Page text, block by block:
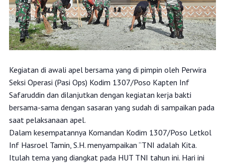
Kegiatan di awali apel bersama yang di pimpin oleh Perwira
Seksi Operasi (Pasi Ops) Kodim 1307/Poso Kapten Inf
Safaruddin dan dilanjutkan dengan kegiatan kerja bakti
bersama-sama dengan sasaran yang sudah di sampaikan pada
saat pelaksanaan apel.
Dalam kesempatannya Komandan Kodim 1307/Poso Letkol
Inf Hasroel Tamin, S.H. menyampaikan “TNI adalah Kita.
Itulah tema yang diangkat pada HUT TNI tahun ini. Hari ini